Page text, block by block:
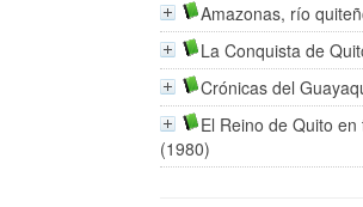
Amazonas, río
La Conquista de
Crónicas del
El Reino de Quito
(1980)